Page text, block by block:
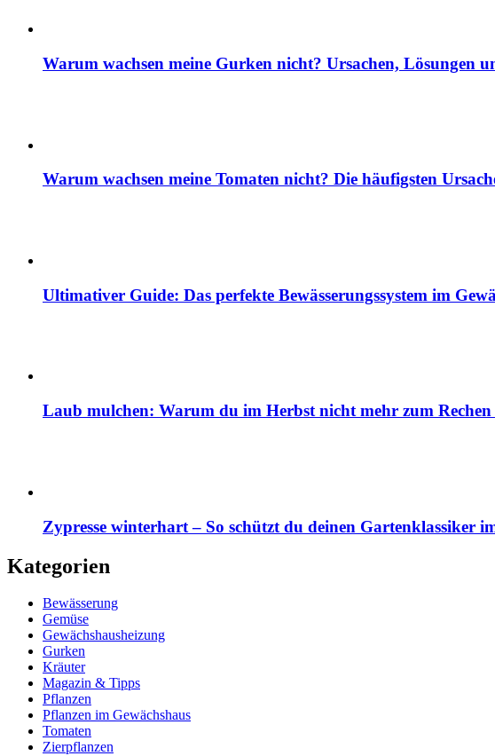
Warum wachsen meine Gurken nicht? Ursachen, Lösungen
Warum wachsen meine Tomaten nicht? Die häufigsten
Ultimativer Guide: Das perfekte Bewässerungssystem im
Laub mulchen: Warum du im Herbst nicht mehr zum Rechen
Zypresse winterhart – So schützt du deinen Gartenklassiker
Kategorien
Bewässerung
Gemüse
Gewächshausheizung
Gurken
Kräuter
Magazin & Tipps
Pflanzen
Pflanzen im Gewächshaus
Tomaten
Zierpflanzen